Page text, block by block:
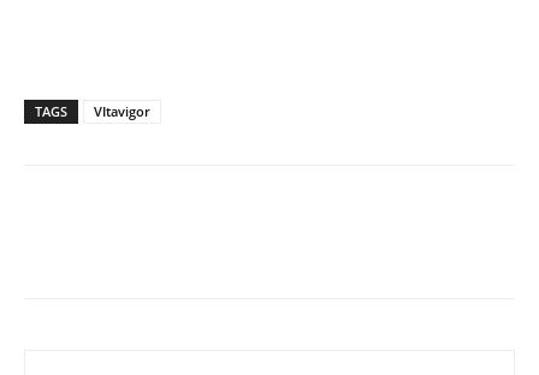
TAGS VItavigor